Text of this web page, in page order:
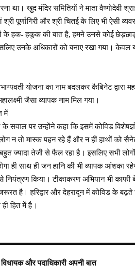
खुद मंदिर समितियों ने माता वैष्णोदेवी
पूर्णागिरी और श्री चितई के लिए भी ऐसी
के हक- हकूक की बात है, हमने उनसे कोई
उनके अधिकारों को बनाए रखा गया। केवल
योजना का नाम बदलकर कैबिनेट द्वारा
जैसा व्यापक नाम मिल गया।
में
पर उन्होंने कहा कि इसमें कोविड
न तो मास्क पहन रहे हैं और न हीं हाथों को
ज्यादा तेजी से फैल रहा है। इसलिए सभी
ही साथ ही जन हानि की भी व्यापक आंशका
से नियंत्रण किया। टीकाकरण अभियान भी
है। हरिद्वार और देहरादून में कोविड के
हित में है।
और पदाधिकारी अपनी बात